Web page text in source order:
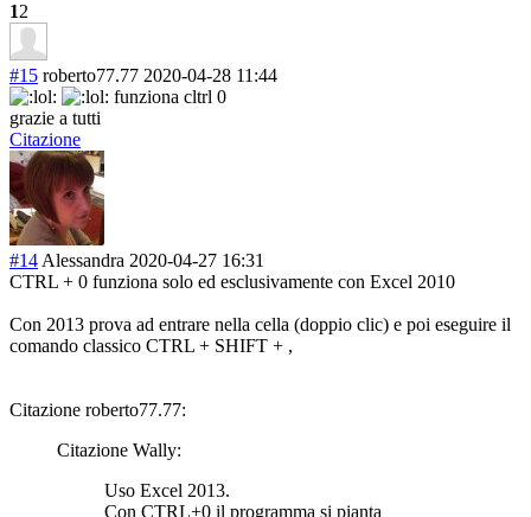
12
#15 roberto77.77 2020-04-28 11:44
funziona cltrl 0
grazie a tutti
Citazione
#14 Alessandra 2020-04-27 16:31
CTRL + 0 funziona solo ed esclusivamente con Excel 2010
Con 2013 prova ad entrare nella cella (doppio clic) e poi eseguire il
comando classico CTRL + SHIFT + ,
Citazione roberto77.77:
Citazione Wally:
Uso Excel 2013.
Con CTRL+0 il programma si pianta